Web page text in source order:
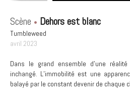
Scène Dehors est blanc
Tumbleweed
avril 2023
Dans le grand ensemble d’une
inchangé. L’immobilité est une
balayé par le constant devenir de chaque